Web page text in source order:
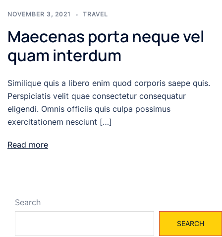
NOVEMBER 3, 2021 TRAVEL
Maecenas porta neque vel
quam interdum
Similique quis a libero enim quod corporis saepe quis.
Perspiciatis velit quae consectetur consequatur
eligendi. Omnis officiis quis culpa possimus
exercitationem nesciunt […]
Read more
Search
SEARCH